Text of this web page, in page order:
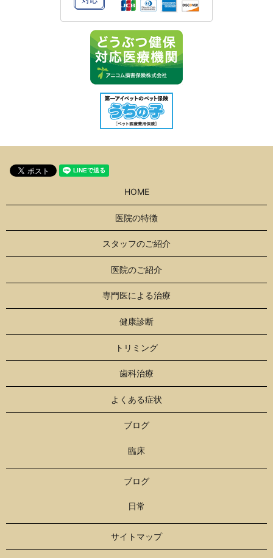
HOME
医院の特徴
スタッフのご紹介
医院のご紹介
専門医による治療
健康診断
トリミング
歯科治療
よくある症状
ブログ
臨床
ブログ
日常
サイトマップ